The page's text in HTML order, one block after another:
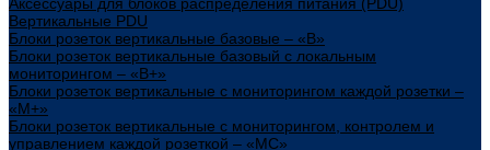
Вертикальные PDU
Блоки розеток вертикальные базовые – «В»
Блоки розеток вертикальные базовый с локальным
мониторингом – «В+»
Блоки розеток вертикальные с мониторингом каждой розетки –
«М+»
Блоки розеток вертикальные с мониторингом, контролем и
управлением каждой розеткой – «МС»